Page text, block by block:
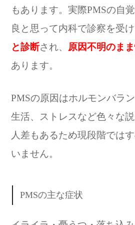
もあります。実際PMSの自
良と思って内科で診察を受
と診断され、 原因不明のま
あります。
PMSの原因はホルモンバラ
生活、ストレスなど色々な
人差もあるため現段階では
いません。
PMSの主な症状